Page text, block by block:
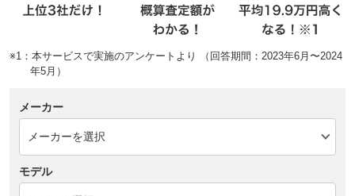
※1：本サービスで実施のアンケートより （回答期間：2023年6月〜2024
年5月）
メーカー
モデル